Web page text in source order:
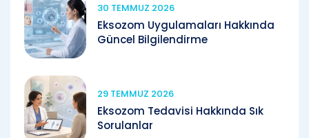
30 TEMMUZ 2026
Eksozom Uygulamaları Hakkında
Güncel Bilgilendirme
29 TEMMUZ 2026
Eksozom Tedavisi Hakkında Sık
Sorulanlar